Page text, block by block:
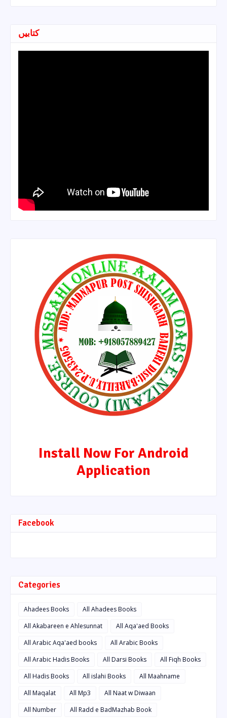
کتابیں
Install Now For Android
Application
Facebook
Categories
Ahadees Books
All Ahadees Books
All Akabareen e Ahlesunnat
All Aqa'aed Books
All Arabic Aqa'aed books
All Arabic Books
All Arabic Hadis Books
All Darsi Books
All Fiqh Books
All Hadis Books
All islahi Books
All Maahname
All Maqalat
All Mp3
All Naat w Diwaan
All Number
All Radd e BadMazhab Book